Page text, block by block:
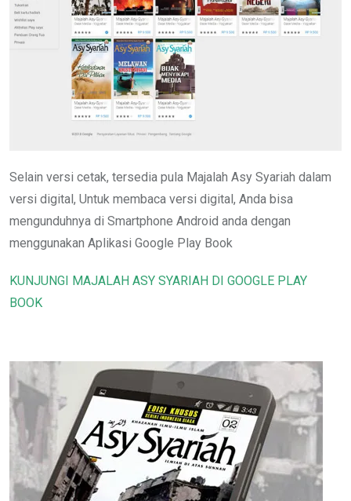
Selain versi cetak, tersedia pula Majalah Asy Syariah dalam
versi digital, Untuk membaca versi digital, Anda bisa
mengunduhnya di Smartphone Android anda dengan
menggunakan Aplikasi Google Play Book
KUNJUNGI MAJALAH ASY SYARIAH DI GOOGLE PLAY
BOOK